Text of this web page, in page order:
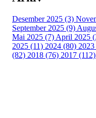
Desember 2025 (3)
September 2025 (9)
Mai 2025 (7) April 2025
2025 (11) 2024 (80)
(82) 2018 (76) 2017 (112)